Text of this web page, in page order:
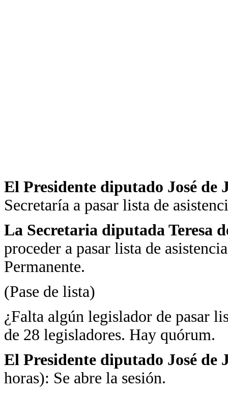
El Presidente diputado José
Secretaría a pasar lista de
La Secretaria diputada Teresa
proceder a pasar lista de
Permanente.
(Pase de lista)
¿Falta algún legislador de pasar
de 28 legisladores. Hay quórum.
El Presidente diputado José
horas): Se abre la sesión.